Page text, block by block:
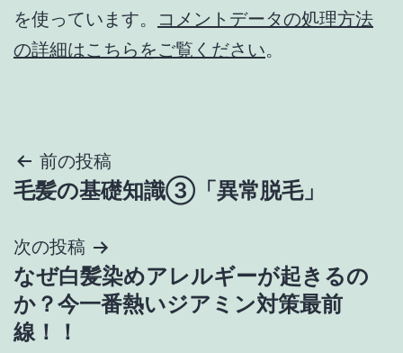
を使っています。
コメントデータの処理方法
の詳細はこちらをご覧ください。
投
稿
ナ
ビ
ゲ
前の投稿
毛髪の基礎知識③「異常脱毛」
次の投稿
なぜ白髪染めアレルギーが起きるの
か？今一番熱いジアミン対策最前
線！！